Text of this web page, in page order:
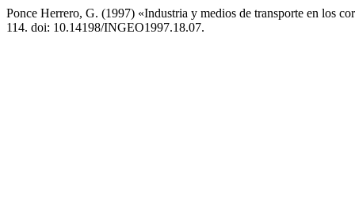
Ponce Herrero, G. (1997) «Industria y medios de transporte en los
114. doi: 10.14198/INGEO1997.18.07.